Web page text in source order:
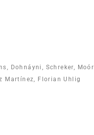
Dohnáyni, Schreker, Moór
Martínez, Florian Uhlig